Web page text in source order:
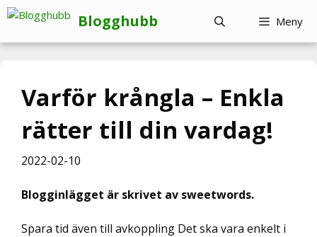
Hoppa
innehåll
Blogghubb Meny
Varför krångla – Enkla
rätter till din vardag!
2022-02-10
Blogginlägget är skrivet av sweetwords.
Spara tid även till avkoppling Det ska vara enkelt i